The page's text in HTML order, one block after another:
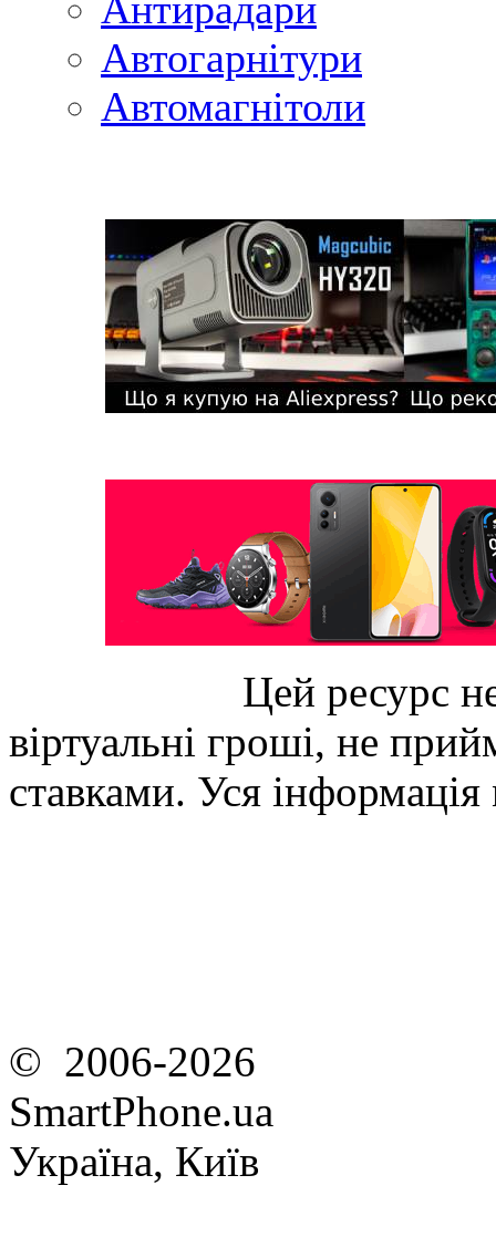
Автогарнітури
Автомагнітоли
Цей ресурс
віртуальні гроші, не
ставками. Уся
© 2006-2026
SmartPhone.ua
Україна, Київ